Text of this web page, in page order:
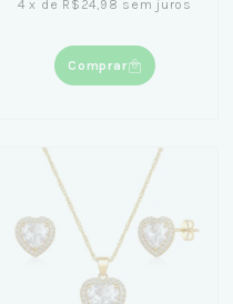
4 x de R$24,98 sem juros
Comprar